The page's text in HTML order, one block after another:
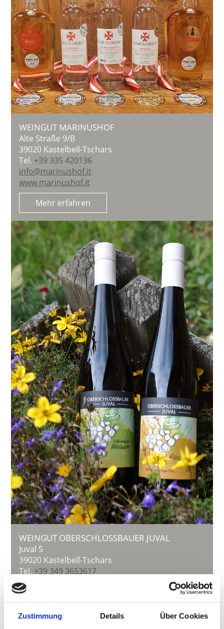
Zustimmung Details Über Cookies
WEINGUT MARINUSHOF
Alte Straße 9/B
39020 Kastelbell-Tschars
Tel.+39 335 420136
info@marinushof.it
www.marinushof.it
Mehr erfahren
WEINGUT OBERSCHLOSSBAUER JUVAL
Juval 5
39020 Kastelbell-Tschars
Tel.+39 349 3653617
oberschlossbauer@rolmail.net
Mehr erfahren